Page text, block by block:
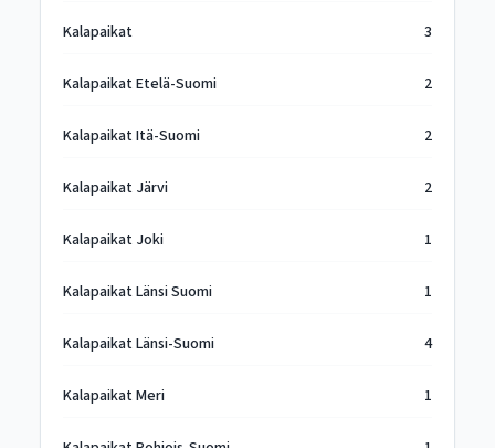
Kalapaikat 3
Kalapaikat Etelä-Suomi 2
Kalapaikat Itä-Suomi 2
Kalapaikat Järvi 2
Kalapaikat Joki 1
Kalapaikat Länsi Suomi 1
Kalapaikat Länsi-Suomi 4
Kalapaikat Meri 1